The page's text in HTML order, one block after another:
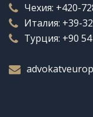
Чехия: +420-
Италия: +39-
Турция: +90